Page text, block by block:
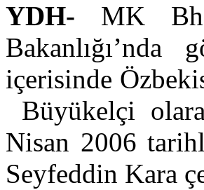
YDH- MK
içerisinde
Büyükelçi
Nisan 2006 tarihli
Seyfeddin Kara